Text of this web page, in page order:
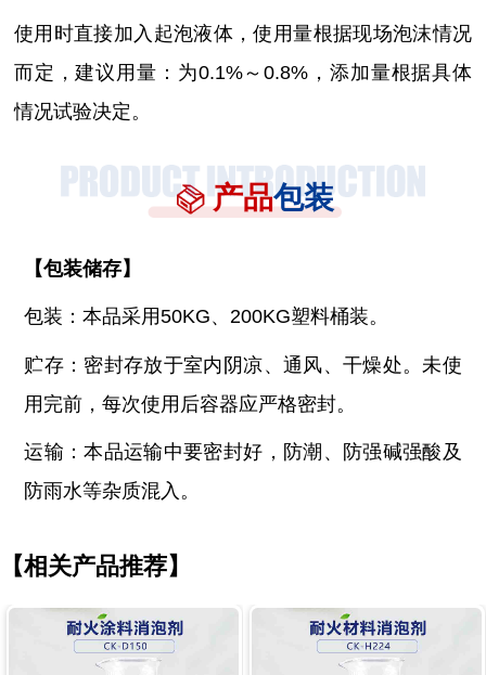
使用时直接加入起泡液体，使用量根据现场泡沫情况
而定，建议用量：为0.1%～0.8% ，添加量根据具体
情况试验决定。
产品包装
【包装储存】
包装：本品采用50KG、200KG塑料桶装。
贮存：密封存放于室内阴凉、通风、干燥处。未使
用完前，每次使用后容器应严格密封。
运输：本品运输中要密封好，防潮、防强碱强酸及
防雨水等杂质混入。
【相关产品推荐】